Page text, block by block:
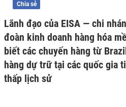
Chia sẻ
Lãnh đạo của EISA — chi
đoàn kinh doanh hàng hóa
biết các chuyến hàng từ
hàng dự trữ tại các quốc gia
thấp lịch sử